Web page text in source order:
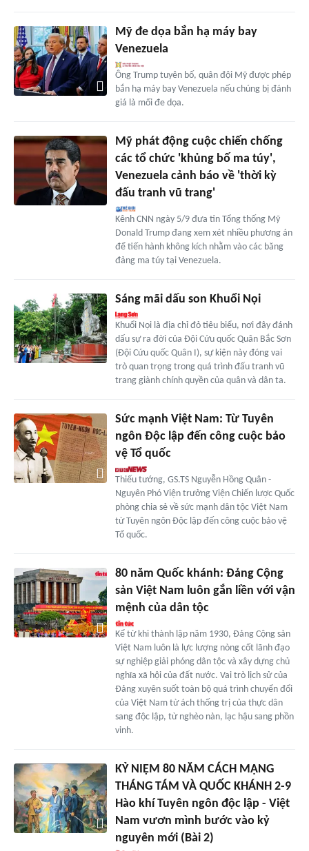
Mỹ đe dọa bắn hạ máy bay
Venezuela
Ông Trump tuyên bố, quân đội Mỹ được phép
bắn hạ máy bay Venezuela nếu chúng bị đánh
giá là mối đe dọa.
Mỹ phát động cuộc chiến chống
các tổ chức 'khủng bố ma túy',
Venezuela cảnh báo về 'thời kỳ
đấu tranh vũ trang'
Kênh CNN ngày 5/9 đưa tin Tổng thống Mỹ
Donald Trump đang xem xét nhiều phương án
để tiến hành không kích nhằm vào các băng
đảng ma túy tại Venezuela.
Sáng mãi dấu son Khuổi Nọi
Khuổi Nọi là địa chỉ đỏ tiêu biểu, nơi đây đánh
dấu sự ra đời của Đội Cứu quốc Quân Bắc Sơn
(Đội Cứu quốc Quân I), sự kiện này đóng vai
trò quan trọng trong quá trình đấu tranh vũ
trang giành chính quyền của quân và dân ta.
Sức mạnh Việt Nam: Từ Tuyên
ngôn Độc lập đến công cuộc bảo
vệ Tổ quốc
Thiếu tướng, GS.TS Nguyễn Hồng Quân -
Nguyên Phó Viện trưởng Viện Chiến lược Quốc
phòng chia sẻ về sức mạnh dân tộc Việt Nam
từ Tuyên ngôn Độc lập đến công cuộc bảo vệ
Tổ quốc.
80 năm Quốc khánh: Đảng Cộng
sản Việt Nam luôn gắn liền với vận
mệnh của dân tộc
Kể từ khi thành lập năm 1930, Đảng Cộng sản
Việt Nam luôn là lực lượng nòng cốt lãnh đạo
sự nghiệp giải phóng dân tộc và xây dựng chủ
nghĩa xã hội của đất nước. Vai trò lịch sử của
Đảng xuyên suốt toàn bộ quá trình chuyển đổi
của Việt Nam từ ách thống trị của thực dân
sang độc lập, từ nghèo nàn, lạc hậu sang phồn
vinh.
KỶ NIỆM 80 NĂM CÁCH MẠNG
THÁNG TÁM VÀ QUỐC KHÁNH 2-9
Hào khí Tuyên ngôn độc lập - Việt
Nam vươn mình bước vào kỷ
nguyên mới (Bài 2)